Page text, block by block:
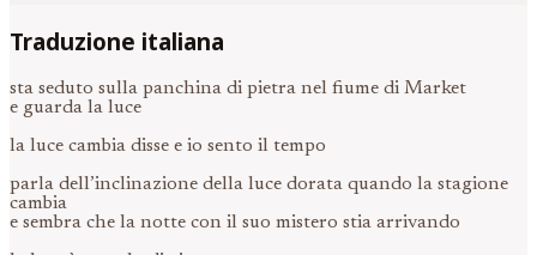
Traduzione italiana
sta seduto sulla panchina di pietra nel fiume di Market
e guarda la luce
la luce cambia disse e io sento il tempo
parla dell’inclinazione della luce dorata quando la stagione
cambia
e sembra che la notte con il suo mistero stia arrivando